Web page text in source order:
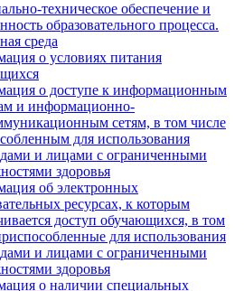
техническое обеспечение и
образовательного процесса.
среда
о условиях питания
о доступе к информационным
и информационно-
сетям, в том числе
для использования
и лицами с ограниченными
здоровья
об электронных
ресурсах, к которым
доступ обучающихся, в том
для использования
и лицами с ограниченными
здоровья
о наличии специальных